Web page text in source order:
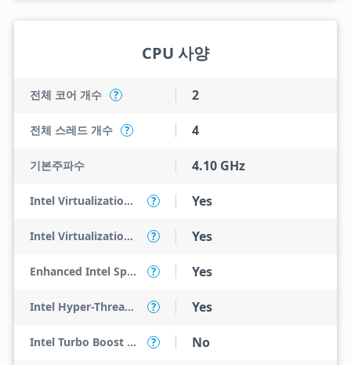
CPU 사양
전체 코어 개수 ? 2
전체 스레드 개수 ? 4
기본주파수 4.10 GHz
Intel Virtualization Technology (VT-x) ? Yes
Intel Virtualization Technology for Directed I/O (VT-d) ? Yes
Enhanced Intel SpeedStep Technology ? Yes
Intel Hyper-Threading Technology ? Yes
Intel Turbo Boost Max Technology 3.0 ? No